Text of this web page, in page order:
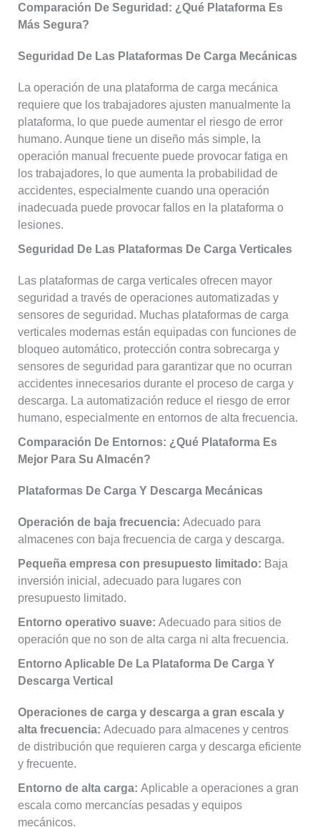
Comparación De Seguridad: ¿qué Plataforma Es
Más Segura?
Seguridad De Las Plataformas De Carga Mecánicas
La operación de una plataforma de carga mecánica
requiere que los trabajadores ajusten manualmente la
plataforma, lo que puede aumentar el riesgo de error
humano. Aunque tiene un diseño más simple, la
operación manual frecuente puede provocar fatiga en
los trabajadores, lo que aumenta la probabilidad de
accidentes, especialmente cuando una operación
inadecuada puede provocar fallos en la plataforma o
lesiones.
Seguridad De Las Plataformas De Carga Verticales
Las plataformas de carga verticales ofrecen mayor
seguridad a través de operaciones automatizadas y
sensores de seguridad. Muchas plataformas de carga
verticales modernas están equipadas con funciones de
bloqueo automático, protección contra sobrecarga y
sensores de seguridad para garantizar que no ocurran
accidentes innecesarios durante el proceso de carga y
descarga. La automatización reduce el riesgo de error
humano, especialmente en entornos de alta frecuencia.
Comparación De Entornos: ¿qué Plataforma Es
Mejor Para Su Almacén?
Plataformas De Carga Y Descarga Mecánicas
Operación de baja frecuencia: Adecuado para
almacenes con baja frecuencia de carga y descarga.
Pequeña empresa con presupuesto limitado: Baja
inversión inicial, adecuado para lugares con
presupuesto limitado.
Entorno operativo suave: Adecuado para sitios de
operación que no son de alta carga ni alta frecuencia.
Entorno Aplicable De La Plataforma De Carga Y
Descarga Vertical
Operaciones de carga y descarga a gran escala y
alta frecuencia: Adecuado para almacenes y centros
de distribución que requieren carga y descarga eficiente
y frecuente.
Entorno de alta carga: Aplicable a operaciones a gran
escala como mercancías pesadas y equipos
mecánicos.